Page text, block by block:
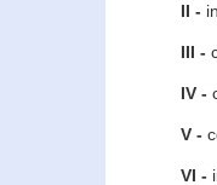
II -
III -
IV -
V -
VI -